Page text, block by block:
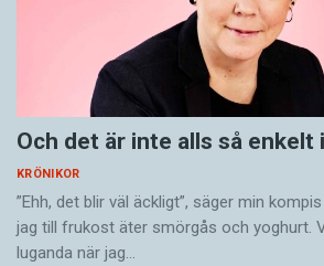
Och det är inte alls så enkelt
KRÖNIKOR
”Ehh, det blir väl äckligt”, säger min
jag till frukost äter smörgås och yoghurt.
luganda när jag…